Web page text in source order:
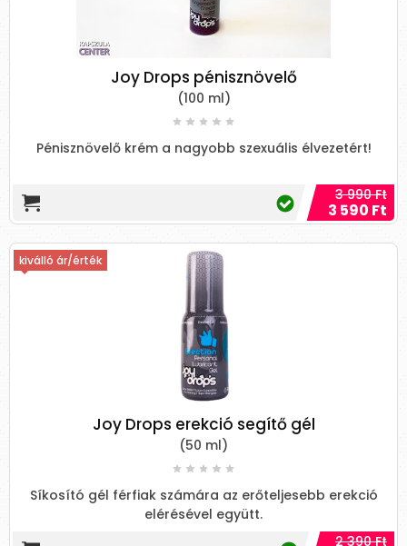
Joy Drops pénisznövelő
(100 ml)
Pénisznövelő krém a nagyobb szexuális élvezetért!
3 990 Ft
3 590 Ft
kiválló ár/érték
Joy Drops erekció segítő gél
(50 ml)
Síkosító gél férfiak számára az erőteljesebb erekció
elérésével együtt.
2 390 Ft